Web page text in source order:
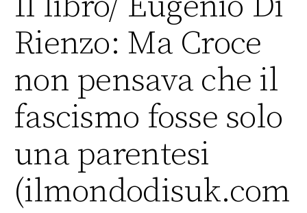
Rienzo: Ma Croce
non pensava che il
fascismo fosse solo
una parentesi
(ilmondodisuk.com